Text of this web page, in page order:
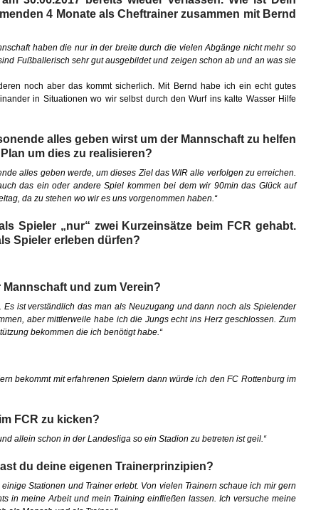
4 Monate als Cheftrainer zusammen mit Bernd
haben die nur in der breite durch die vielen Abgänge nicht mehr so
Fußballerisch sehr gut ausgebildet und zeigen schon ab und an was sie
noch aber das kommt sicherlich. Mit Bernd habe ich ein echt gutes
in Situationen wo wir selbst durch den Wurf ins kalte Wasser Hilfe
alles geben wirst um der Mannschaft zu helfen
um dies zu realisieren?
alles geben werde, um dieses Ziel das WIR alle verfolgen zu erreichen.
das ein oder andere Spiel kommen bei dem wir 90min das Glück auf
da zu stehen wo wir es uns vorgenommen haben.“
Spieler „nur“ zwei Kurzeinsätze beim FCR gehabt.
Spieler erleben dürfen?
und zum Verein?
ist verständlich das man als Neuzugang und dann noch als Spielender
aber mittlerweile habe ich die Jungs echt ins Herz geschlossen. Zum
bekommen die ich benötigt habe.“
bekommt mit erfahrenen Spielern dann würde ich den FC Rottenburg im
FCR zu kicken?
allein schon in der Landesliga so ein Stadion zu betreten ist geil.“
du deine eigenen Trainerprinzipien?
Stationen und Trainer erlebt. Von vielen Trainern schaue ich mir gern
in meine Arbeit und mein Training einfließen lassen. Ich versuche meine